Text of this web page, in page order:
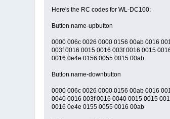
Here's the RC codes for WL-DC100:
Button name-upbutton
0000 006c 0026 0000 0156 00ab 0016
003f 0016 0015 0016 003f 0016 0015
0016 0e4e 0156 0055 0015 00ab
Button name-downbutton
0000 006c 0026 0000 0156 00ab 0016
0040 0016 003f 0016 0040 0015 0015
0016 0e4e 0155 0055 0016 00ab